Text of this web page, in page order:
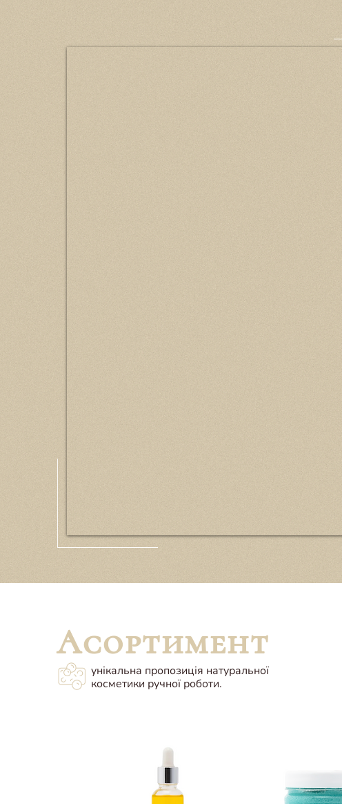
Асортимент
унікальна пропозиція натуральної
косметики ручної роботи.